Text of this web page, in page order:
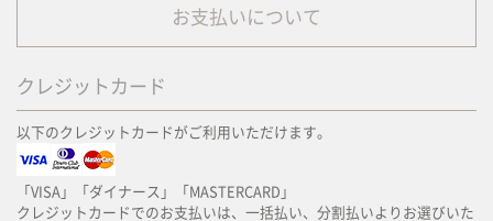
お支払いについて
クレジットカード
以下のクレジットカードがご利用いただけます。
「VISA」「ダイナース」「MASTERCARD」
クレジットカードでのお支払いは、一括払い、分割払いよりお選びいた